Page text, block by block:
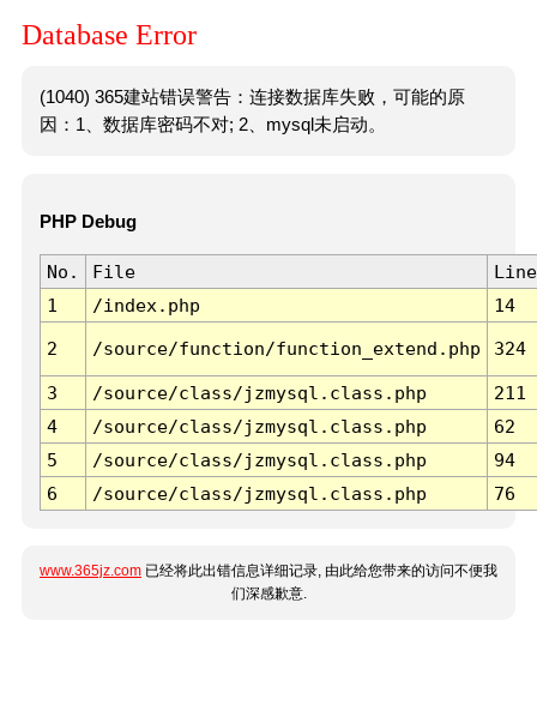
Database Error
(1040) 365建站错误警告：连接数据库失败，可能的原
因：1、数据库密码不对; 2、mysql未启动。
PHP Debug
No. File
Line
1
/index.php 14
2 /source/function/function_extend.php 324
3 /source/class/jzmysql.class.php
211
4
/source/class/jzmysql.class.php
62
5
/source/class/jzmysql.class.php
94
6
/source/class/jzmysql.class.php 76
www.365jz.com 已经将此出错信息详细记录, 由此给您带来的访问不便我
们深感歉意.